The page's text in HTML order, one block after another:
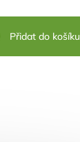
Přidat do košíku